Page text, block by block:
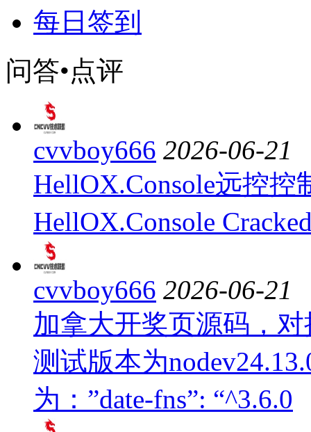
每日签到
问答•点评
cvvboy666 2026-06-21
HellOX.Console远控控
HellOX.Console
cvvboy666 2026-06-21
加拿大开奖页源码，
测试版本为
为：”date-fns”: “^3.6.0